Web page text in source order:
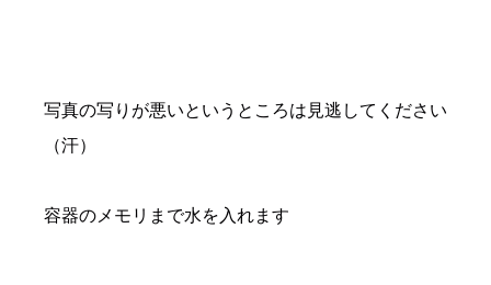
写真の写りが悪いというところは見逃してください
（汗）
容器のメモリまで水を入れます